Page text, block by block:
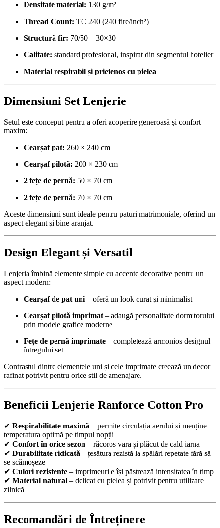
Densitate material: 130 g/m²
Thread Count: TC 240 (240 fire/inch²)
Structură fir: 70/50 – 30×30
Calitate: standard profesional, inspirat din segmentul hotelier
Material respirabil și prietenos cu pielea
Dimensiuni Set Lenjerie
Setul este conceput pentru a oferi acoperire generoasă și confort
maxim:
Cearșaf pat: 260 × 240 cm
Cearșaf pilotă: 200 × 230 cm
2 fețe de pernă: 50 × 70 cm
2 fețe de pernă: 70 × 70 cm
Aceste dimensiuni sunt ideale pentru paturi matrimoniale, oferind un
aspect elegant și bine aranjat.
Design Elegant și Versatil
Lenjeria îmbină elemente simple cu accente decorative pentru un
aspect modern:
Cearșaf de pat uni – oferă un look curat și minimalist
Cearșaf pilotă imprimat – adaugă personalitate dormitorului
prin modele grafice moderne
Fețe de pernă imprimate – completează armonios designul
întregului set
Contrastul dintre elementele uni și cele imprimate creează un decor
rafinat potrivit pentru orice stil de amenajare.
Beneficii Lenjerie Ranforce Cotton Pro
✔ Respirabilitate maximă – permite circulația aerului și menține
temperatura optimă pe timpul nopții
✔ Confort în orice sezon – răcoros vara și plăcut de cald iarna
✔ Durabilitate ridicată – țesătura rezistă la spălări repetate fără să
se scămoșeze
✔ Culori rezistente – imprimeurile își păstrează intensitatea în timp
✔ Material natural – delicat cu pielea și potrivit pentru utilizare
zilnică
Recomandări de Întreținere